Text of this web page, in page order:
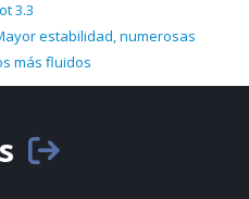
3.3
estabilidad, numerosas
más fluidos